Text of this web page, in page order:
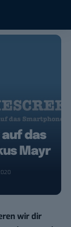
auf das
Mayr
wir dir